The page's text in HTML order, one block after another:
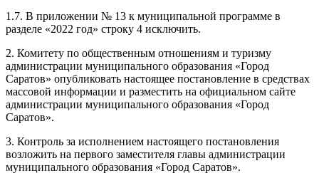
1.7. В приложении № 13 к муниципальной программе в
разделе «2022 год» строку 4 исключить.
2. Комитету по общественным отношениям и туризму
администрации муниципального образования «Город
Саратов» опубликовать настоящее постановление в средствах
массовой информации и разместить на официальном сайте
администрации муниципального образования «Город
Саратов».
3. Контроль за исполнением настоящего постановления
возложить на первого заместителя главы администрации
муниципального образования «Город Саратов».